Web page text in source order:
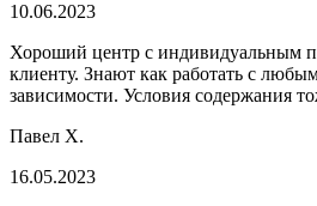
10.06.2023
Хороший центр с индивидуальным
клиенту. Знают как работать с
зависимости. Условия содержания
Павел Х.
16.05.2023